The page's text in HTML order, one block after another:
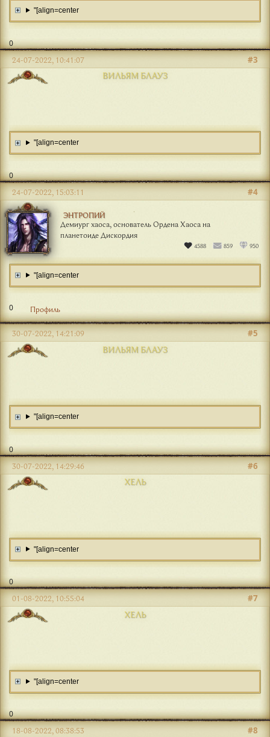
"[align=center
0
ВИЛЬЯМ БЛАУЗ
#3
24-07-2022, 10:41:07
"[align=center
0
ЭНТРОПИЙ
Демиург хаоса, основатель Ордена Хаоса на
планетоиде Дискордия
4588 859 950
#4
24-07-2022, 15:03:11
"[align=center
0 Профиль
ВИЛЬЯМ БЛАУЗ
#5
30-07-2022, 14:21:09
"[align=center
0
ХЕЛЬ
#6
30-07-2022, 14:29:46
"[align=center
0
ХЕЛЬ
#7
01-08-2022, 10:55:04
"[align=center
0
#8
18-08-2022, 08:38:53